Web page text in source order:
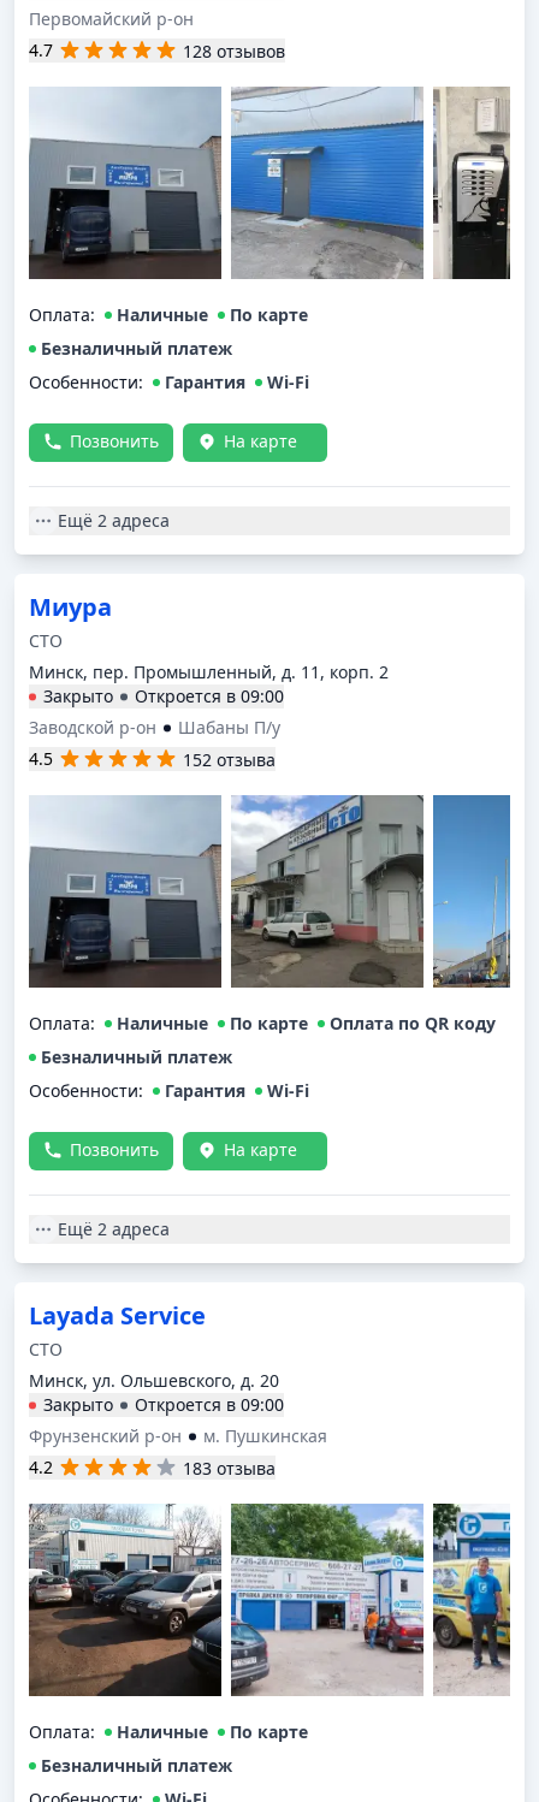
Первомайский р-он
4.7
128 отзывов
Оплата: Наличные
По карте
Безналичный платеж
Особенности:
Гарантия Wi-Fi
Позвонить На карте
Ещё 2 адреса
Миура
СТО
Минск, пер. Промышленный, д. 11, корп. 2
Закрыто
Откроется в 09:00
Заводской р-он
Шабаны П/у
4.5
152 отзыва
Оплата: Наличные По карте
Оплата по QR коду
Безналичный платеж
Особенности:
Гарантия Wi-Fi
Позвонить На карте
Ещё 2 адреса
Layada Service
СТО
Минск, ул. Ольшевского, д. 20
Закрыто
Откроется в 09:00
Фрунзенский р-он
м. Пушкинская
4.2
183 отзыва
Оплата: Наличные
По карте
Безналичный платеж